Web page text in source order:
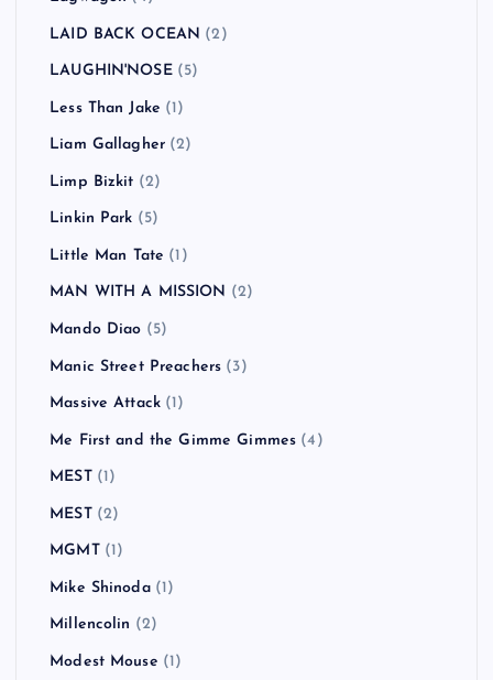
LAID BACK OCEAN (2)
LAUGHIN'NOSE(5)
Less Than Jake (1)
Liam Gallagher (2)
Limp Bizkit (2)
Linkin Park (5)
Little Man Tate (1)
MAN WITH A MISSION (2)
Mando Diao (5)
Manic Street Preachers (3)
Massive Attack (1)
Me First and the Gimme Gimmes (4)
MEST(1)
MEST(2)
MGMT(1)
Mike Shinoda(1)
Millencolin (2)
Modest Mouse (1)